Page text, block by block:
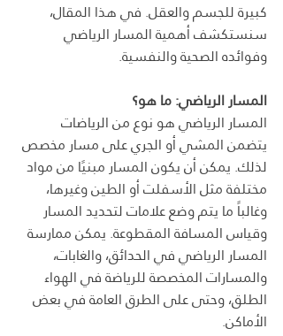
كبيرة للجسم والعقل. في هذا المقال،
سنستكشف أهمية المسار الرياضي
وفوائده الصحية والنفسية.
المسار الرياضي: ما هو؟
المسار الرياضي هو نوع من الرياضات
يتضمن المشي أو الجري على مسار مخصص
لذلك. يمكن أن يكون المسار مبنيًا من مواد
مختلفة مثل الأسفلت أو الطين وغيرها،
وغالباً ما يتم وضع علامات لتحديد المسار
وقياس المسافة المقطوعة. يمكن ممارسة
المسار الرياضي في الحدائق، والغابات،
والمسارات المخصصة للرياضة في الهواء
الطلق، وحتى على الطرق العامة في بعض
الأماكن.